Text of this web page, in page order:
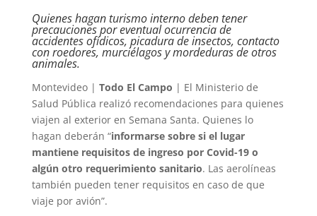
Quienes hagan turismo interno deben tener
precauciones por eventual ocurrencia de
accidentes ofídicos, picadura de insectos, contacto
con roedores, murciélagos y mordeduras de otros
animales.
Montevideo | Todo El Campo | El Ministerio de
Salud Pública realizó recomendaciones para quienes
viajen al exterior en Semana Santa. Quienes lo
hagan deberán “informarse sobre si el lugar
mantiene requisitos de ingreso por Covid-19 o
algún otro requerimiento sanitario. Las aerolíneas
también pueden tener requisitos en caso de que
viaje por avión”.